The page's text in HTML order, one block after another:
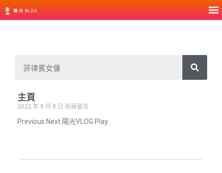
主頁
2022 年 9 月 8 日 尚無留言
Previous Next 陽光VLOG Play